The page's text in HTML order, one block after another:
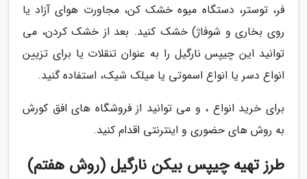
فر، توستر، دستگاه میوه خشک کن، مجاورت هوای آزاد یا
روی بخاری و شوفاژ) خشک کنید. بعد از خشک کردن، می
توانید این چیپس نارگیل را به عنوان تنقلات یا برای تزیین
انواع دسر یا انواع اسموتی یا میلک شیک، استفاده گنید.
برای خرید انواع ، و می توانید از فروشگاه های افق کورش
به روش های حضوری و اینترنتی اقدام کنید.
طرز تهیه چیپس بیکن نارگیل (روش هفتم)